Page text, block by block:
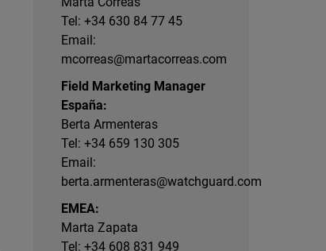
Tel: +34 630 84 77 45
Email:
mcorreas@martacorreas.com
Field Marketing Manager
España:
Berta Armenteras
Tel: +34 659 130 305
Email:
berta.armenteras@watchguard.com
EMEA:
Marta Zapata
Tel: +34 608 831 949